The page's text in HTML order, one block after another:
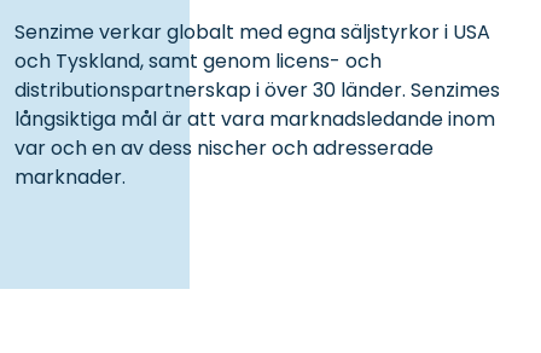
Senzime verkar globalt med egna säljstyrkor i USA
och Tyskland, samt genom licens- och
distributionspartnerskap i över 30 länder. Senzimes
långsiktiga mål är att vara marknadsledande inom
var och en av dess nischer och adresserade
marknader.